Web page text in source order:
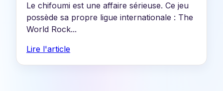
Le chifoumi est une affaire sérieuse. Ce jeu
possède sa propre ligue internationale : The
World Rock...
Lire l'article